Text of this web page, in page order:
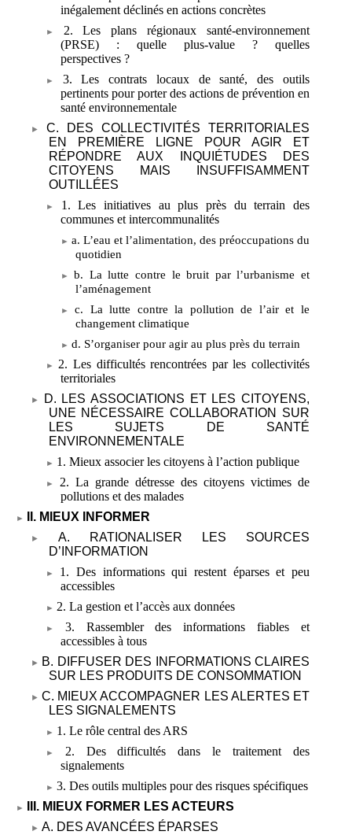
inégalement déclinés en actions concrètes
2. Les plans régionaux santé-environnement
(PRSE)
: quelle plus-value
? quelles
perspectives ?
3. Les contrats locaux de santé, des outils
pertinents pour porter des actions de prévention en
santé environnementale
C. DES COLLECTIVITÉS TERRITORIALES
EN PREMIÈRE LIGNE POUR AGIR ET
RÉPONDRE AUX INQUIÉTUDES DES
CITOYENS MAIS INSUFFISAMMENT
OUTILLÉES
1. Les initiatives au plus près du terrain des
communes et intercommunalités
a. L’eau et l’alimentation, des préoccupations du
quotidien
b. La lutte contre le bruit par l’urbanisme et
l’aménagement
c. La lutte contre la pollution de l’air et le
changement climatique
d. S’organiser pour agir au plus près du terrain
2. Les difficultés rencontrées par les collectivités
territoriales
D. LES ASSOCIATIONS ET LES CITOYENS,
UNE NÉCESSAIRE COLLABORATION SUR
LES SUJETS DE SANTÉ
ENVIRONNEMENTALE
1. Mieux associer les citoyens à l’action publique
2. La grande détresse des citoyens victimes de
pollutions et des malades
II. MIEUX INFORMER
A. RATIONALISER LES SOURCES
D’INFORMATION
1. Des informations qui restent éparses et peu
accessibles
2. La gestion et l’accès aux données
3. Rassembler des informations fiables et
accessibles à tous
B. DIFFUSER DES INFORMATIONS CLAIRES
SUR LES PRODUITS DE CONSOMMATION
C. MIEUX ACCOMPAGNER LES ALERTES ET
LES SIGNALEMENTS
1. Le rôle central des ARS
2. Des difficultés dans le traitement des
signalements
3. Des outils multiples pour des risques spécifiques
III. MIEUX FORMER LES ACTEURS
A. DES AVANCÉES ÉPARSES